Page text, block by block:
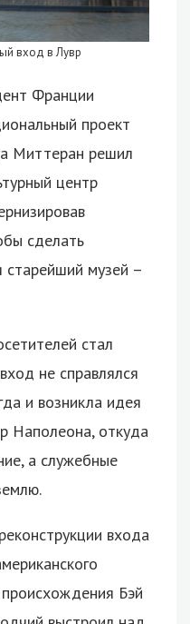
вход в Лувр
Франции
проект
Миттеран решил
центр
сделать
музей –
стал
не справлялся
и возникла идея
Наполеона, откуда
а служебные
входа
происхождения Бэй